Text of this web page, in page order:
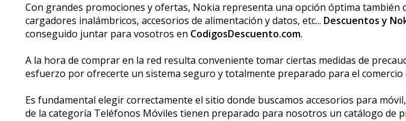
Con grandes promociones y ofertas, Nokia representa una opción óptima
cargadores inalámbricos, accesorios de alimentación y datos, etc... Descuentos y
conseguido juntar para vosotros en CodigosDescuento.com.
A la hora de comprar en la red resulta conveniente tomar ciertas medidas de
esfuerzo por ofrecerte un sistema seguro y totalmente preparado para el comercio
Es fundamental elegir correctamente el sitio donde buscamos accesorios para
de la categoría Teléfonos Móviles tienen preparado para nosotros un catálogo de